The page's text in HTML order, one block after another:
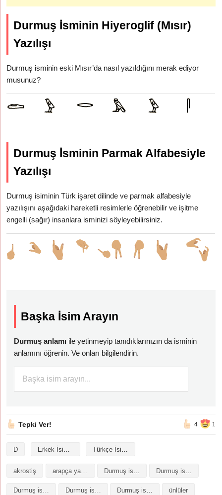
Durmuş İsminin Hiyeroglif (Mısır)
Yazılışı
Durmuş isminin eski Mısır’da nasıl yazıldığını merak ediyor
musunuz?
Durmuş İsminin Parmak Alfabesiyle
Yazılışı
Durmuş isiminin Türk işaret dilinde ve parmak alfabesiyle
yazılışını aşağıdaki hareketli resimlerle öğrenebilir ve işitme
engelli (sağır) insanlara isminizi söyleyebilirsiniz.
Başka İsim Arayın
Durmuş anlamı ile yetinmeyip tanıdıklarınızın da isminin
anlamını öğrenin. Ve onları bilgilendirin.
Tepki Ver! 4 1
D Erkek İsimleri Türkçe İsimler
akrostiş arapça yazılışı
Durmuş isminin baş harfleriyle şiir Durmuş isminin kökeni Durmuş isminin numerolojisi ünlüler